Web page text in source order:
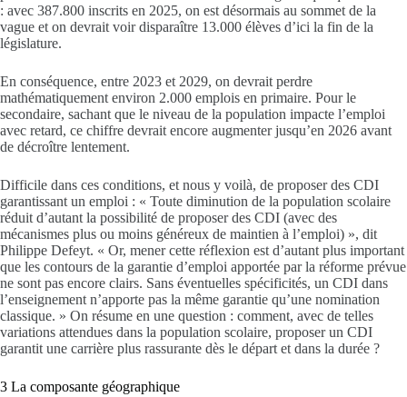
: avec 387.800 inscrits en 2025, on est désormais au sommet de la
vague et on devrait voir disparaître 13.000 élèves d’ici la fin de la
législature.
En conséquence, entre 2023 et 2029, on devrait perdre
mathématiquement environ 2.000 emplois en primaire. Pour le
secondaire, sachant que le niveau de la population impacte l’emploi
avec retard, ce chiffre devrait encore augmenter jusqu’en 2026 avant
de décroître lentement.
Difficile dans ces conditions, et nous y voilà, de proposer des CDI
garantissant un emploi : « Toute diminution de la population scolaire
réduit d’autant la possibilité de proposer des CDI (avec des
mécanismes plus ou moins généreux de maintien à l’emploi) », dit
Philippe Defeyt. « Or, mener cette réflexion est d’autant plus important
que les contours de la garantie d’emploi apportée par la réforme prévue
ne sont pas encore clairs. Sans éventuelles spécificités, un CDI dans
l’enseignement n’apporte pas la même garantie qu’une nomination
classique. » On résume en une question : comment, avec de telles
variations attendues dans la population scolaire, proposer un CDI
garantit une carrière plus rassurante dès le départ et dans la durée ?
3 La composante géographique